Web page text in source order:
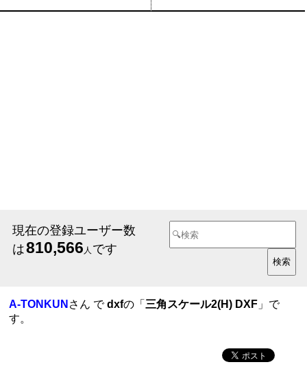
現在の登録ユーザー数
は810,566 人 です
A-TONKUN さん でdxfの「 三角スケール2(H) DXF 」で
す。